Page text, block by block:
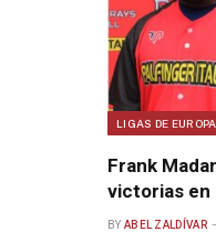
LIGAS DE EUROPA
Frank
victorias en
BY ABEL ZALDÍVAR